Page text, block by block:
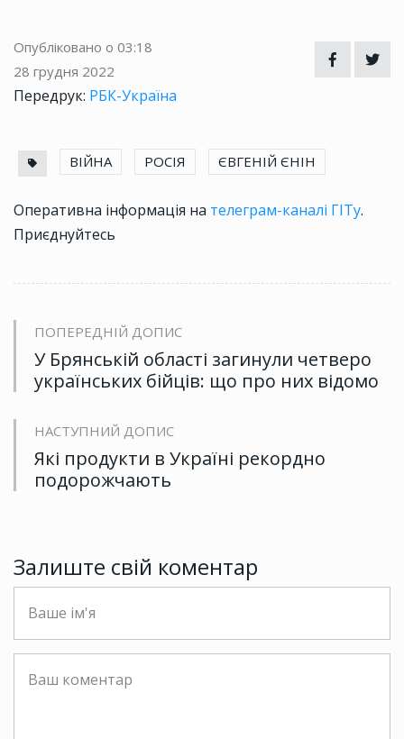
Опубліковано о 03:18
28 грудня 2022
Передрук: РБК-Україна
ВІЙНА РОСІЯ ЄВГЕНІЙ ЄНІН
Оперативна інформація на телеграм-каналі ГІТу.
Приєднуйтесь
ПОПЕРЕДНІЙ ДОПИС
У Брянській області загинули четверо
українських бійців: що про них відомо
НАСТУПНИЙ ДОПИС
Які продукти в Україні рекордно
подорожчають
Залиште свій коментар